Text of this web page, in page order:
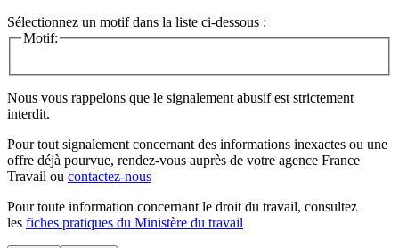
Sélectionnez un motif dans la liste ci-dessous :
Motif:
Nous vous rappelons que le signalement abusif est strictement
interdit.
Pour tout signalement concernant des informations inexactes ou une
offre déjà pourvue, rendez-vous auprès de votre agence France
Travail ou contactez-nous
Pour toute information concernant le droit du travail, consultez
les fiches pratiques du Ministère du travail